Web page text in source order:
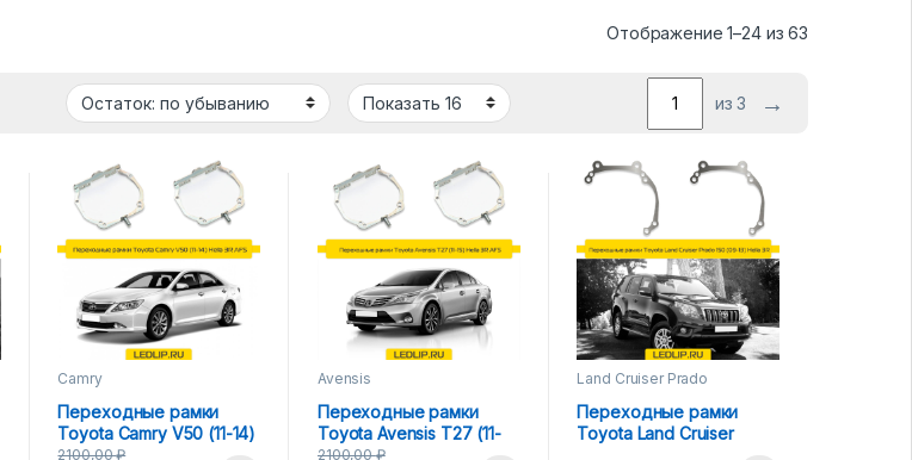
Отображение 1–24 из 63
из 3 →
Camry
Переходные рамки
Toyota Camry V50 (11-14)
Hella 3R AFS
2100,00₽
Avensis
Переходные рамки
Toyota Avensis T27 (11-
15) Hella 3R AFS
2100,00₽
Land Cruiser Prado
Переходные рамки
Toyota Land Cruiser